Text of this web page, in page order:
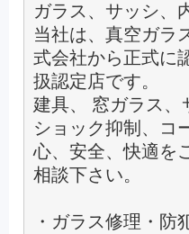
ガラス、サッシ、
当社は、真空ガラ
式会社から正式に
扱認定店です。
建具、 窓ガラス、
ショック抑制、コ
心、安全、快適を
相談下さい。
・ガラス修理・